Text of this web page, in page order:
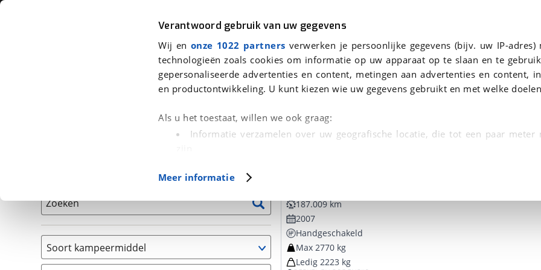
Verantwoord gebruik van uw gegevens
Wij en onze 1022 partners verwerken je persoonlijke gegevens (bijv. uw IP-adres)
technologieën zoals cookies om informatie op uw apparaat op te slaan en te
gepersonaliseerde advertenties en content, metingen aan advertenties en content,
en productontwikkeling. U kunt kiezen wie uw gegevens gebruikt en met welke
Als u het toestaat, willen we ook graag:
Informatie verzamelen over uw geografische locatie, die tot een paar meter
(fingerprinting)
in. U kunt uw toestemming op elk moment wijzigen of
Cookieverklaring.
Met cookies en vergelijkbare technieken zorgen we voor een betere en meer
Functionele cookies zorgen ervoor dat de website goed werkt. Ook gebruiken we
Meer informatie
Auto Fiets Motor
Kampeervoertuigen
We hebben 1 kampeervoertuig voor je gevonden
Zoeken
Soort kampeermiddel
Camper (1)
187.009 km
2007
Handgeschakeld
Max 2770 kg
Ledig 2223 kg